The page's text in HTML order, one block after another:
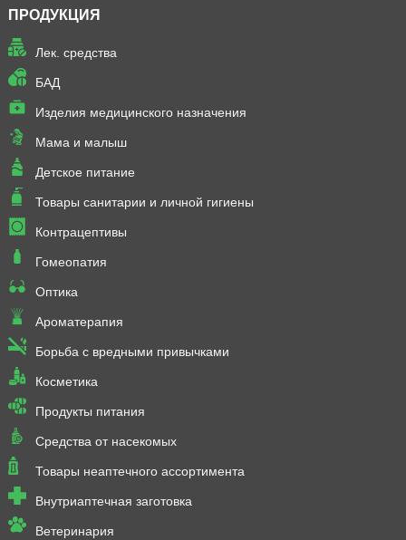
ПРОДУКЦИЯ
Лек. средства
БАД
Изделия медицинского назначения
Мама и малыш
Детское питание
Товары санитарии и личной гигиены
Контрацептивы
Гомеопатия
Оптика
Ароматерапия
Борьба с вредными привычками
Косметика
Продукты питания
Средства от насекомых
Товары неаптечного ассортимента
Внутриаптечная заготовка
Ветеринария